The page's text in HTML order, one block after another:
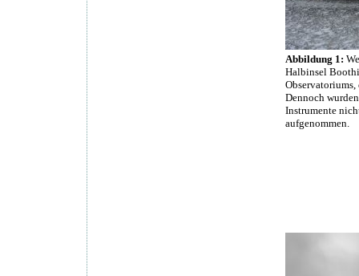
Abbildung 1:
Halbinsel
Dennoch
Instrumente
aufgenommen.